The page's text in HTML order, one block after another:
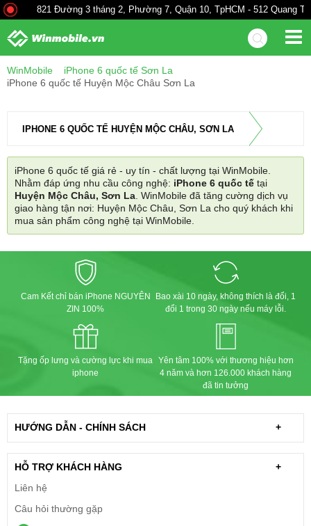
821 Đường 3 tháng 2, Phường 7, Quận 10, TpHCM - 512 Quang
WinMobile
iPhone 6 quốc tế Sơn La
iPhone 6 quốc tế Huyện Mộc Châu Sơn La
IPHONE 6 QUỐC TẾ HUYỆN MỘC CHÂU, SƠN LA
iPhone 6 quốc tế giá rẻ - uy tín - chất lượng tại WinMobile.
Nhằm đáp ứng nhu cầu công nghệ: iPhone 6 quốc tế tại
Huyện Mộc Châu, Sơn La. WinMobile đã tăng cường dịch vụ
giao hàng tận nơi: Huyện Mộc Châu, Sơn La cho quý khách khi
mua sản phẩm công nghệ tại WinMobile.
Cam Kết chỉ bán iPhone NGUYÊN
ZIN 100%
Bao xài 10 ngày, không thích là đổi, 1
đổi 1 trong 30 ngày nếu máy lỗi.
Tặng ốp lưng và cường lực khi mua
iphone
Yên tâm 100% với thương hiệu hơn
4 năm và hơn 126.000 khách hàng
đã tin tưởng
HƯỚNG DẪN - CHÍNH SÁCH +
HỖ TRỢ KHÁCH HÀNG
+
Liên hệ
Câu hỏi thường gặp